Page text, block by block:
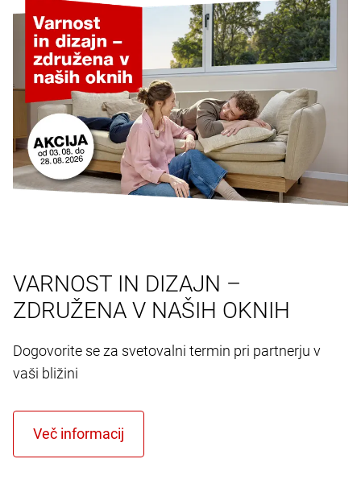
VARNOST IN DIZAJN –
ZDRUŽENA V NAŠIH OKNIH
Dogovorite se za svetovalni termin pri partnerju v
vaši bližini